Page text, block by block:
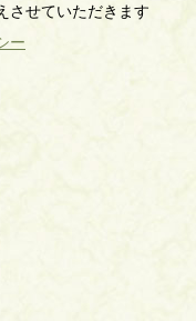
させていただきます
ー